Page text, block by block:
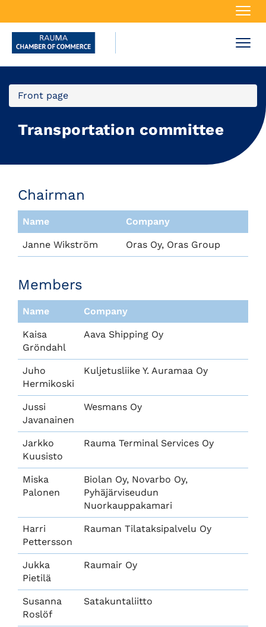
Front page
Transportation committee
Chairman
Name Company
Janne Wikström Oras Oy, Oras Group
Members
Name Company
Kaisa
Gröndahl
Aava Shipping Oy
Juho
Hermikoski
Kuljetusliike Y. Auramaa Oy
Jussi
Javanainen
Wesmans Oy
Jarkko
Kuusisto
Rauma Terminal Services Oy
Miska
Palonen
Biolan Oy, Novarbo Oy,
Pyhäjärviseudun
Nuorkauppakamari
Harri
Pettersson
Rauman Tilataksipalvelu Oy
Jukka
Pietilä
Raumair Oy
Susanna
Roslöf
Satakuntaliitto